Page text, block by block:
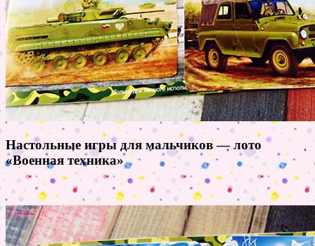
Настольные игры для мальчиков — лото
«Военная техника»